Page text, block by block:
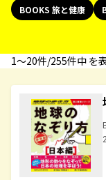
BOOKS 旅と健康
1〜20件/255件中 を